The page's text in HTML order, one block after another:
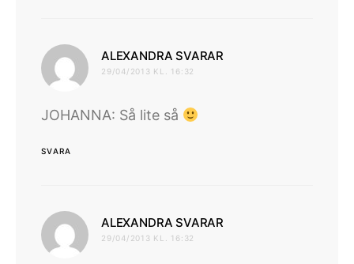
ALEXANDRA SVARAR
29/04/2013 KL. 16:32
JOHANNA: Så lite så
SVARA
ALEXANDRA SVARAR
29/04/2013 KL. 16:32